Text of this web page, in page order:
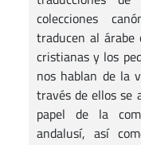
colecciones
traducen al árabe
cristianas y los
nos hablan de la
través de ellos se
papel de la
andalusí, así